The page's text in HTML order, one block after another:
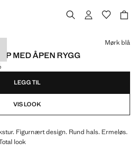
MED ÅPEN RYGG
]
Mørk blå
LEGG TIL
VIS LOOK
Figurnært design. Rund hals. Ermeløs.
look